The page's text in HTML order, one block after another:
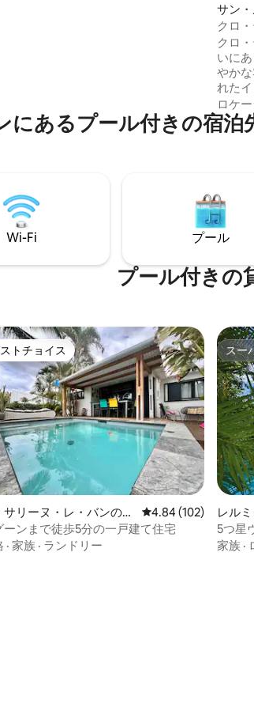
星中4.94つ星の平均評価 サン
クロ
クロ
いに
やか
れた
さと
させ
をお
を作
ー、
に考
ある空
ロケ
にあるプール付きの宿
Wi-Fi プール
プール付きの
星中4.93つ星の平均評価
ストチョイス
トチョイス
サリーヌ・レ・バンの一
レビュー102件、5つ
4.84 (102)
ーンまで徒歩5分の一戸建て住宅
· 家族 · ランドリー
スー
スー
レル
一軒家
5つ星
ル、
家族 ·